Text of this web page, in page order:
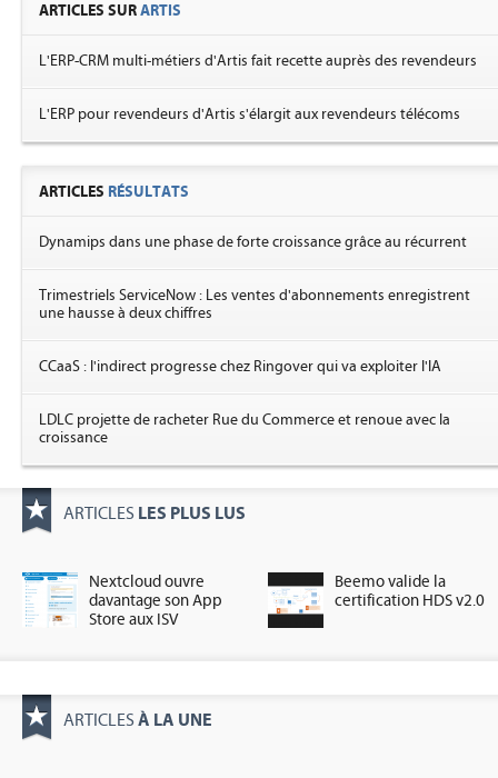
ARTICLES SURARTIS
L'ERP-CRM multi-métiers d'Artis fait recette auprès des revendeurs
L'ERP pour revendeurs d'Artis s'élargit aux revendeurs télécoms
ARTICLES RÉSULTATS
Dynamips dans une phase de forte croissance grâce au récurrent
Trimestriels ServiceNow : Les ventes d'abonnements enregistrent
une hausse à deux chiffres
CCaaS : l'indirect progresse chez Ringover qui va exploiter l'IA
LDLC projette de racheter Rue du Commerce et renoue avec la
croissance
ARTICLES LES PLUS LUS
Nextcloud ouvre
davantage son App
Store aux ISV
Beemo valide la
certification HDS v2.0
ARTICLES À LA UNE